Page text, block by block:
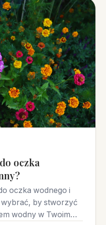
oczka
oczka wodnego i
by stworzyć
wodny w Twoim